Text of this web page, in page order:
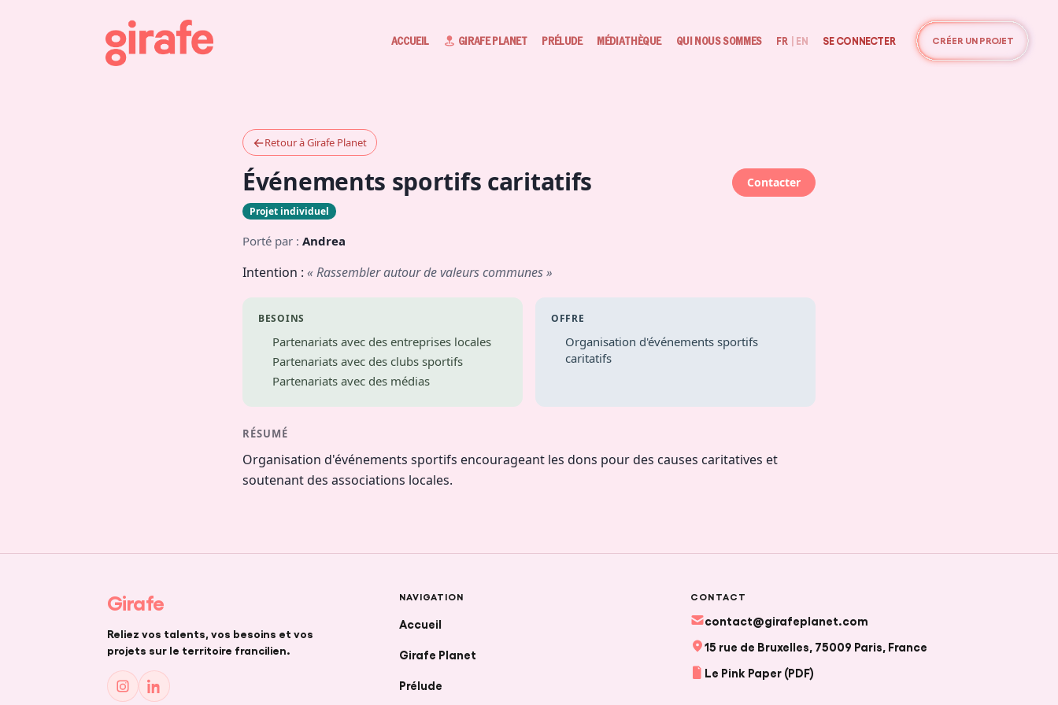
ACCUEIL GIRAFE PLANET PRÉLUDE MÉDIATHÈQUE QUI NOUS SOMMES FR EN SE CONNECTER CRÉER UN PROJET
←Retour à Girafe Planet
Événements sportifs caritatifs
Projet individuel
Contacter
Porté par : Andrea
Intention : « Rassembler autour de valeurs communes »
BESOINS
Partenariats avec des entreprises locales
Partenariats avec des clubs sportifs
Partenariats avec des médias
OFFRE
Organisation d'événements sportifs
caritatifs
RÉSUMÉ
Organisation d'événements sportifs encourageant les dons pour des causes caritatives et
soutenant des associations locales.
Girafe
Reliez vos talents, vos besoins et vos
projets sur le territoire francilien.
NAVIGATION
Accueil
Girafe Planet
Prélude
CONTACT
contact@girafeplanet.com
15 rue de Bruxelles, 75009 Paris, France
Le Pink Paper (PDF)